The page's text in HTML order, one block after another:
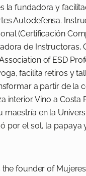
la fundadora y
Autodefensa.
(Certificación
de Instructoras,
of ESD
facilita retiros y
a partir de la
interior. Vino a Costa
maestría en la
por el sol, la papaya
the founder of